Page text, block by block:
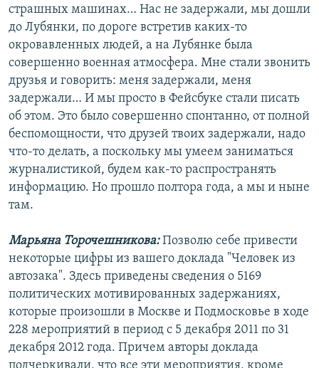
страшных машинах… Нас не задержали, мы дошли
до Лубянки, по дороге встретив каких-то
окровавленных людей, а на Лубянке была
совершенно военная атмосфера. Мне стали звонить
друзья и говорить: меня задержали, меня
задержали… И мы просто в Фейсбуке стали писать
об этом. Это было совершенно спонтанно, от полной
беспомощности, что друзей твоих задержали, надо
что-то делать, а поскольку мы умеем заниматься
журналистикой, будем как-то распространять
информацию. Но прошло полтора года, а мы и ныне
там.
Марьяна Торочешникова:Позволю себе привести
некоторые цифры из вашего доклада "Человек из
автозака". Здесь приведены сведения о 5169
политических мотивированных задержаниях,
которые произошли в Москве и Подмосковье в ходе
228 мероприятий в период с 5 декабря 2011 по 31
декабря 2012 года. Причем авторы доклада